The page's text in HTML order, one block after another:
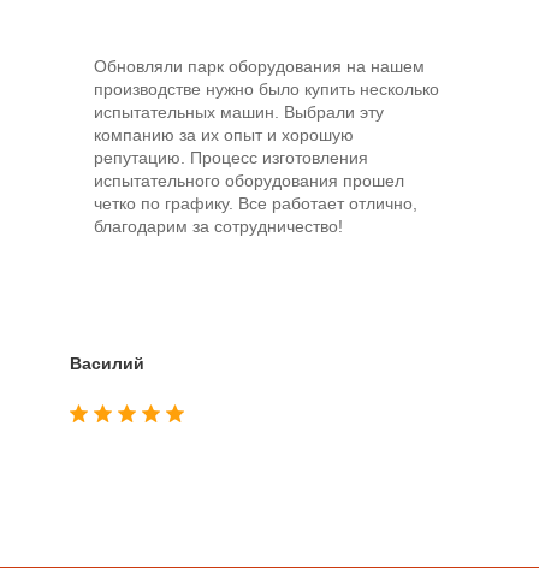
Обновляли парк оборудования на нашем
производстве нужно было купить несколько
испытательных машин. Выбрали эту
компанию за их опыт и хорошую
репутацию. Процесс изготовления
испытательного оборудования прошел
четко по графику. Все работает отлично,
благодарим за сотрудничество!
Василий